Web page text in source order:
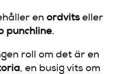
enordvits eller
punchline.
roll om det är en
, en busig vits om